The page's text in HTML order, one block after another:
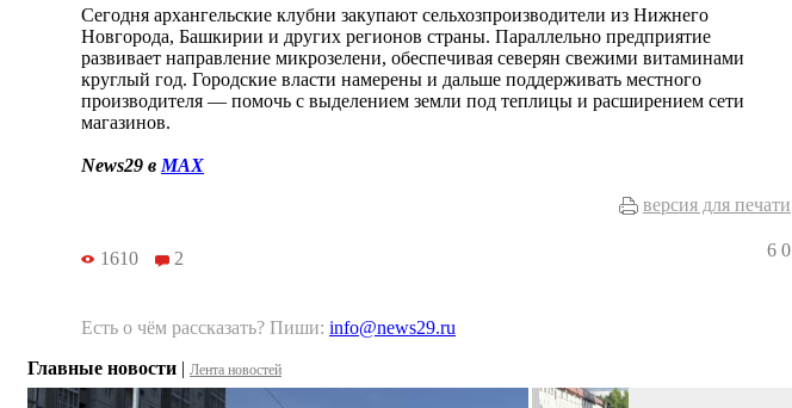
Сегодня архангельские клубни закупают сельхозпроизводители из Нижнего
Новгорода, Башкирии и других регионов страны. Параллельно предприятие
развивает направление микрозелени, обеспечивая северян свежими витаминами
круглый год. Городские власти намерены и дальше поддерживать местного
производителя — помочь с выделением земли под теплицы и расширением сети
магазинов.
News29 в MAX
версия для печати
1610 2 6 0
Есть о чём рассказать? Пиши: info@news29.ru
Главные новости | Лента новостей